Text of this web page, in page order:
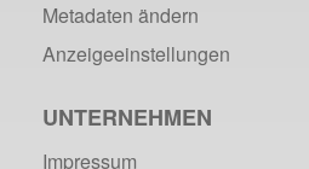
Metadaten ändern
Anzeigeeinstellungen
UNTERNEHMEN
Impressum